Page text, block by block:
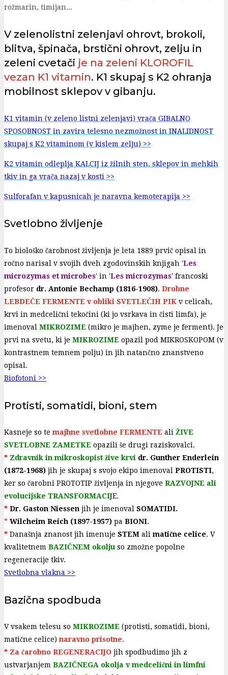
rožmarin, timijan...
V zelenolistni zelenjavi ohrovt, brokoli,
blitva, špinača, brstični ohrovt, zelju in
zeleni cvetači je na zeleni KLOROFIL
vezan K1 vitamin. K1 skupaj s K2 ohranja
mobilnost sklepov v gibanju.
K1 vitamin (v zeleno listni zelenjavi) vrača GIBALNO
SPOSOBNOST in zavira telesno nezmožnost in INALIDNOST
skupaj s K2 vitaminom (v kislem zelju) >>
K2 vitamin odleplja KALCIJ iz žilnih sten, sklepov in mehkih
tkiv in ga vrača nazaj v kosti >>
Sulforafan v kapusnicah je naravna kemoterapija >>
Svetlobno življenje
To biološko čarobnost življenja je leta 1889 prvič opisal in
ročno narisal v svojih dveh zgodovinskih knjigah 'Les
microzymas et microbes' in 'Les microzymas' francoski
profesor dr. Antonie Bechamp (1816-1908). Drobne
LEBDEČE FERMENTE v obliki SVETLEČIH PIK v celicah,
krvi in medcelični tekočini (ki jo vsrkava in čisti limfa), je
imenoval MIKROZIME (mikro je majhen, zyme je ferment). Je
prvi na svetu, ki je MIKROZIME opazil pod MIKROSKOPOM (v
kontrastnem temnem polju) in jih natančno znanstveno
opisal.
Biofotoni >>
Protisti, somatidi, bioni, stem
Kasneje so te majhne svetlobne FERMENTE ali ŽIVE
SVETLOBNE ZAMETKE opazili še drugi raziskovalci.
* Zdravnik in mikroskopist žive krvi dr. Gunther Enderlein
(1872-1968) jih je skupaj s svojo ekipo imenoval PROTISTI,
ker so čarobni PROTOTIP življenja in njegove RAZVOJNE ali
evolucijske TRANSFORMACIJE.
* Dr. Gaston Niessen jih je imenoval SOMATIDI.
* Wilcheim Reich (1897-1957) pa BIONI.
* Današnja znanost jih imenuje STEM alimatične celice. V
kvalitetnem BAZIČNEM okolju so zmožne popolne
regeneracije tkiv.
Svetlobna vlakna >>
Bazična spodbuda
V vsakem telesu so MIKROZIME (protisti, somatidi, bioni,
matične celice) naravno prisotne.
* Za čarobno REGENERACIJO jih spodbudimo jih z
ustvarjanjem BAZIČNEGA okolja v medcelični in limfni